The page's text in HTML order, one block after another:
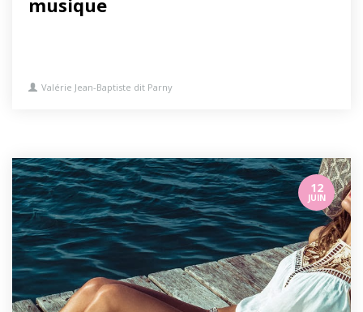
musique
Valérie Jean-Baptiste dit Parny
12
JUIN